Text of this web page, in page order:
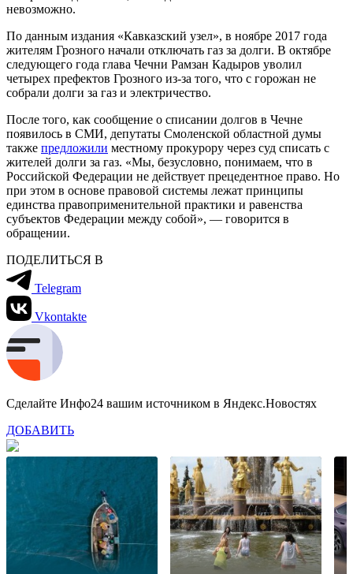
невозможно.
По данным издания «Кавказский узел», в ноябре 2017 года
жителям Грозного начали отключать газ за долги. В октябре
следующего года глава Чечни Рамзан Кадыров уволил
четырех префектов Грозного из-за того, что с горожан не
собрали долги за газ и электричество.
После того, как сообщение о списании долгов в Чечне
появилось в СМИ, депутаты Смоленской областной думы
также предложили местному прокурору через суд списать с
жителей долги за газ. «Мы, безусловно, понимаем, что в
Российской Федерации не действует прецедентное право. Но
при этом в основе правовой системы лежат принципы
единства правоприменительной практики и равенства
субъектов Федерации между собой», — говорится в
обращении.
ПОДЕЛИТЬСЯ В
Telegram
Vkontakte
Сделайте Инфо24 вашим источником в Яндекс.Новостях
ДОБАВИТЬ